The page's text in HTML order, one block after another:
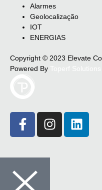
Alarmes
Geolocalização
IOT
ENERGIAS
Copyright © 2023 Elevate
Powered By